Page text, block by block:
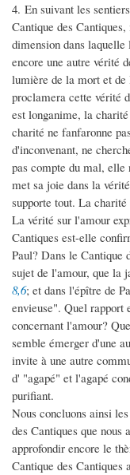
4. En suivant les
Cantique des
dimension dans
encore une autre vérité
lumière de la mort et de
proclamera cette vérité
est longanime, la
charité ne fanfaronne
d'inconvenant, ne
pas compte du mal,
met sa joie dans la
supporte tout. La
La vérité sur l'amour
Cantiques est-elle
Paul? Dans le Cantique
sujet de l'amour, que la
8,6; et dans l'épître de
envieuse". Quel rapport
concernant l'amour?
semble émerger d'une
invite à une autre
d' "agapé" et l'agapé
purifiant.
Nous concluons ainsi
des Cantiques que nous
approfondir encore le
Cantique des